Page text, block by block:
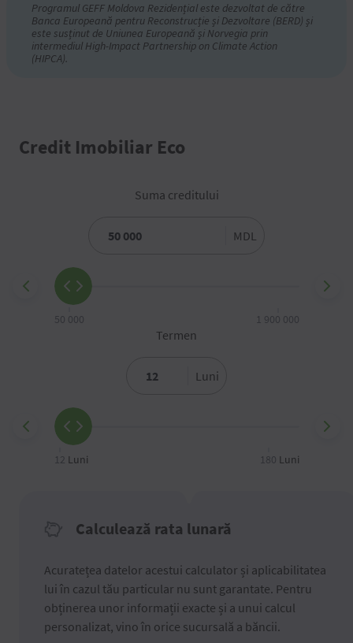
Programul GEFF Moldova Rezidențial este dezvoltat de către
Banca Europeană pentru Reconstrucție și Dezvoltare (BERD) și
este susținut de Uniunea Europeană și Norvegia prin
intermediul High-Impact Partnership on Climate Action
(HIPCA).
Credit Imobiliar Eco
Suma creditului
MDL
50 000 1 900 000
Termen
Luni
12 Luni 180 Luni
Calculează rata lunară
Acuratețea datelor acestui calculator și aplicabilitatea
lui în cazul tău particular nu sunt garantate. Pentru
obținerea unor informații exacte și a unui calcul
personalizat, vino în orice sucursală a băncii.